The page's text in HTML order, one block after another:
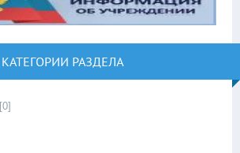
КАТЕГОРИИ РАЗДЕЛА
[0]